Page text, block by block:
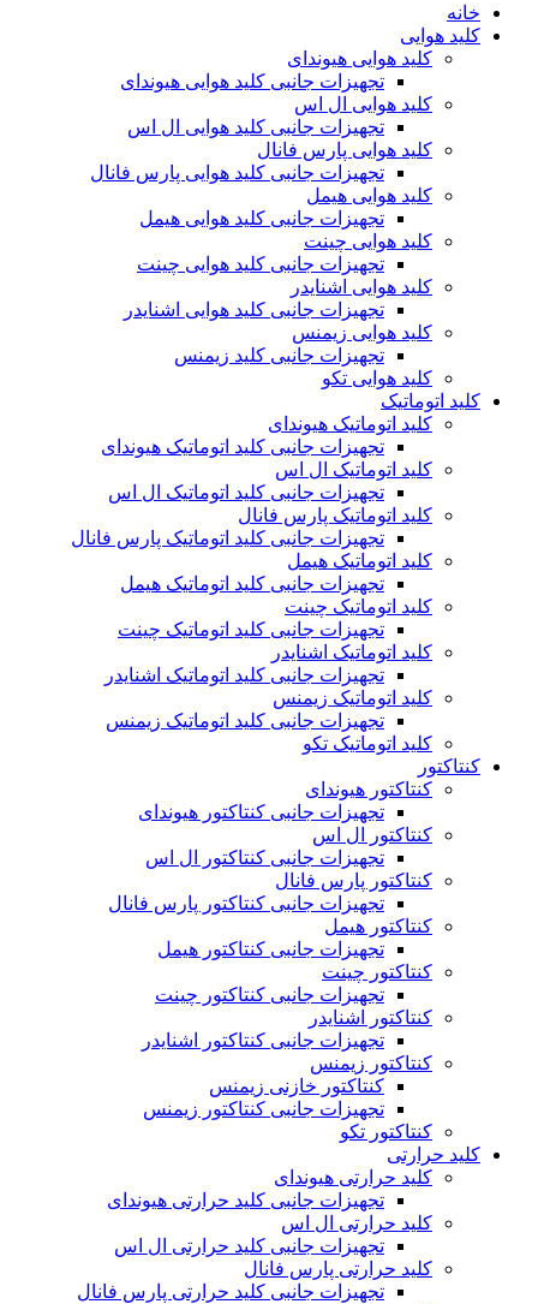
خانه
کلید هوایی
کلید هوایی هیوندای
تجهیزات جانبی کلید هوایی هیوندای
کلید هوایی ال اس
تجهیزات جانبی کلید هوایی ال اس
کلید هوایی پارس فانال
تجهیزات جانبی کلید هوایی پارس فانال
کلید هوایی هیمل
تجهیزات جانبی کلید هوایی هیمل
کلید هوایی چینت
تجهیزات جانبی کلید هوایی چینت
کلید هوایی اشنایدر
تجهیزات جانبی کلید هوایی اشنایدر
کلید هوایی زیمنس
تجهیزات جانبی کلید زیمنس
کلید هوایی تکو
کلید اتوماتیک
کلید اتوماتیک هیوندای
تجهیزات جانبی کلید اتوماتیک هیوندای
کلید اتوماتیک ال اس
تجهیزات جانبی کلید اتوماتیک ال اس
کلید اتوماتیک پارس فانال
تجهیزات جانبی کلید اتوماتیک پارس فانال
کلید اتوماتیک هیمل
تجهیزات جانبی کلید اتوماتیک هیمل
کلید اتوماتیک چینت
تجهیزات جانبی کلید اتوماتیک چینت
کلید اتوماتیک اشنایدر
تجهیزات جانبی کلید اتوماتیک اشنایدر
کلید اتوماتیک زیمنس
تجهیزات جانبی کلید اتوماتیک زیمنس
کلید اتوماتیک تکو
کنتاکتور
کنتاکتور هیوندای
تجهیزات جانبی کنتاکتور هیوندای
کنتاکتور ال اس
تجهیزات جانبی کنتاکتور ال اس
کنتاکتور پارس فانال
تجهیزات جانبی کنتاکتور پارس فانال
کنتاکتور هیمل
تجهیزات جانبی کنتاکتور هیمل
کنتاکتور چینت
تجهیزات جانبی کنتاکتور چینت
کنتاکتور اشنایدر
تجهیزات جانبی کنتاکتور اشنایدر
کنتاکتور زیمنس
کنتاکتور خازنی زیمنس
تجهیزات جانبی کنتاکتور زیمنس
کنتاکتور تکو
کلید حرارتی
کلید حرارتی هیوندای
تجهیزات جانبی کلید حرارتی هیوندای
کلید حرارتی ال اس
تجهیزات جانبی کلید حرارتی ال اس
کلید حرارتی پارس فانال
تجهیزات جانبی کلید حرارتی پارس فانال